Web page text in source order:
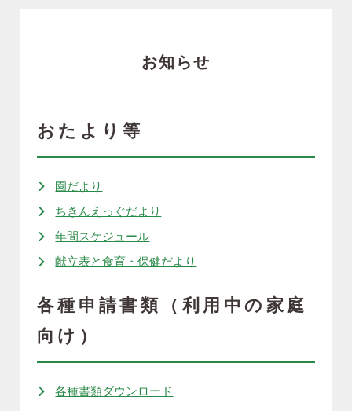
お知らせ
おたより等
園だより
ちきんえっぐだより
年間スケジュール
献立表と食育・保健だより
各種申請書類（利用中の家庭
向け）
各種書類ダウンロード